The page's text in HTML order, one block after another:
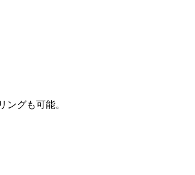
グも可能。